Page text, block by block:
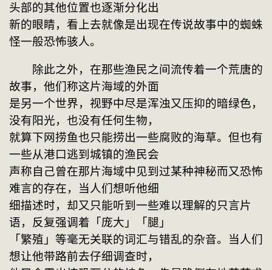
头部的其他位置也逐渐分化出
新的眼睛，看上去就像是出现在传说故事中的蜘蛛
怪一般恐怖骇人。
除此之外，在那些渔民之间流传着一个荒唐的
故事，他们称这片海域的外面
是另一个世界，视野中尽是浑浊又压抑的暗绿色，
没有阳光，也没有任何生物，
就算下网捞鱼也只能捞出一些腐败的海草。但也有
一些从港口逃到城镇的渔民会
声称自己曾在那片海域中见到过某种神秘而又恐怖
难言的存在，当人们想听他细
细描述时，却又只能听到一些难以理解的只言片
语，反复强调着「庞大」「腿」
「繁殖」等毫无关联的词汇与错乱的杂音。当人们
想让他带路前去仔细调查时，